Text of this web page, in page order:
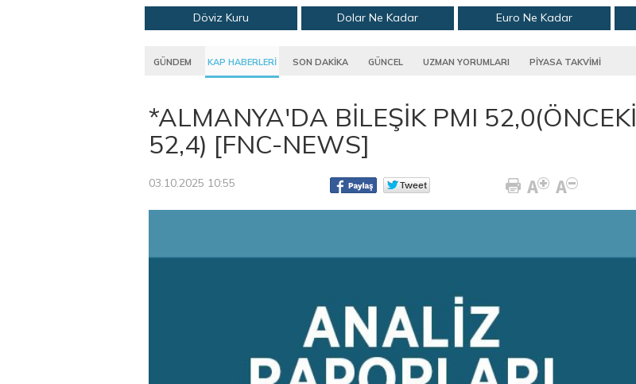
Döviz Kuru Dolar Ne Kadar Euro Ne Kadar
GÜNDEM KAP HABERLERİ SON DAKİKA GÜNCEL UZMAN YORUMLARI PİYASA TAKVİMİ
*ALMANYA'DA BİLEŞİK PMI 52,0(ÖNCEKİ
52,4) [FNC-NEWS]
03.10.2025 10:55